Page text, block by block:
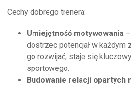
Cechy dobrego trenera:
Umiejętność motywowania
dostrzec potencjał w każdym
go rozwijać, staje się
sportowego.
Budowanie relacji opartych